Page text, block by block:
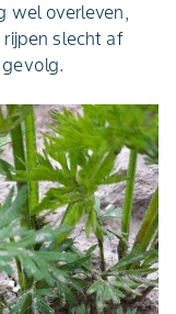
wel overleven,
slecht af